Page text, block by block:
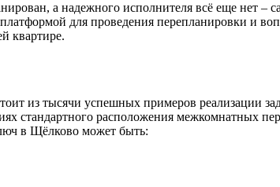
а надежного исполнителя всё еще нет
для проведения перепланировки и
квартире.
из тысячи успешных примеров реализации
стандартного расположения межкомнатных
в Щёлково может быть: